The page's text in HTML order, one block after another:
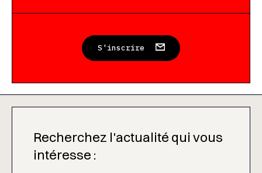
S'inscrire
Recherchez l'actualité qui vous
intéresse :